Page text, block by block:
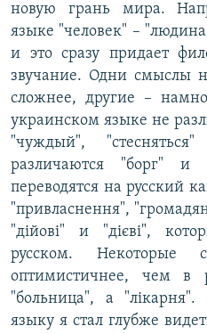
новую грань мира.
языке "человек" –
и это сразу придает
звучание. Одни смыслы
сложнее, другие –
украинском языке не
"чуждый",
различаются "борг" и
переводятся на русский
"привласнення",
"дійові" и "дієві",
русском. Некоторые
оптимистичнее, чем в
"больница", а "лікарня".
языку я стал глубже